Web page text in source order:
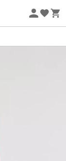
av 2 produkter*